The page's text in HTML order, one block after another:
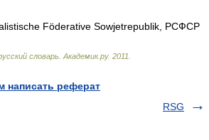
Föderative Sowjetrepublik, РСФСР
словарь Академик.ру. 2011
написать реферат
RSG